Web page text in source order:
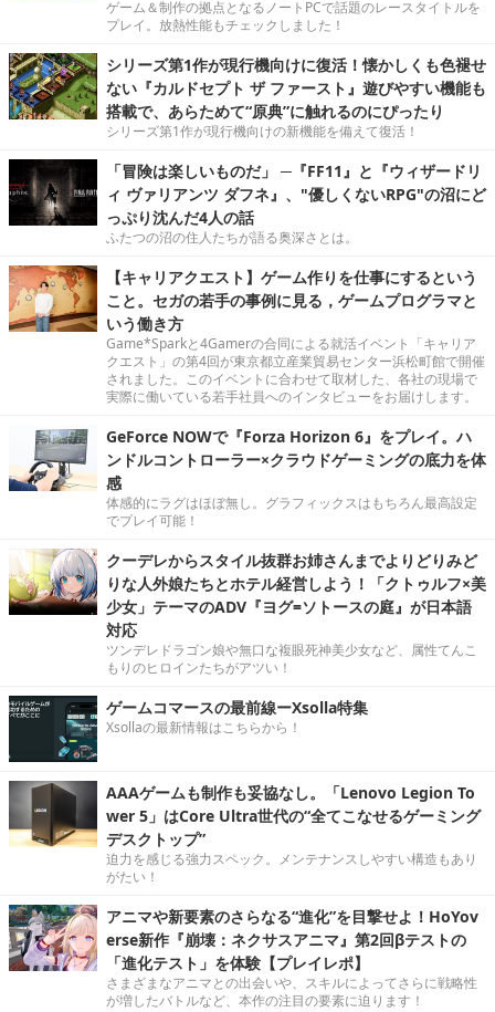
ゲーム＆制作の拠点となるノートPCで話題のレースタイトルを
プレイ。放熱性能もチェックしました！
シリーズ第1作が現行機向けに復活！懐かしくも色褪せ
ない『カルドセプト ザ ファースト』遊びやすい機能も
搭載で、あらためて“原典”に触れるのにぴったり
シリーズ第1作が現行機向けの新機能を備えて復活！
「冒険は楽しいものだ」 ─『FF11』と『ウィザードリ
ィ ヴァリアンツ ダフネ』、"優しくないRPG"の沼にど
っぷり沈んだ4人の話
ふたつの沼の住人たちが語る奥深さとは。
【キャリアクエスト】ゲーム作りを仕事にするという
こと。セガの若手の事例に見る，ゲームプログラマと
いう働き方
Game*Sparkと4Gamerの合同による就活イベント「キャリア
クエスト」の第4回が東京都立産業貿易センター浜松町館で開催
されました。このイベントに合わせて取材した、各社の現場で
実際に働いている若手社員へのインタビューをお届けします。
GeForce NOWで『Forza Horizon 6』をプレイ。ハ
ンドルコントローラー×クラウドゲーミングの底力を体
感
体感的にラグはほぼ無し。グラフィックスはもちろん最高設定
でプレイ可能！
クーデレからスタイル抜群お姉さんまでよりどりみど
りな人外娘たちとホテル経営しよう！「クトゥルフ×美
少女」テーマのADV『ヨグ=ソトースの庭』が日本語
対応
ツンデレドラゴン娘や無口な複眼死神美少女など、属性てんこ
もりのヒロインたちがアツい！
ゲームコマースの最前線ーXsolla特集
Xsollaの最新情報はこちらから！
AAAゲームも制作も妥協なし。「Lenovo Legion To
wer 5」はCore Ultra世代の“全てこなせるゲーミング
デスクトップ”
迫力を感じる強力スペック。メンテナンスしやすい構造もあり
がたい！
アニマや新要素のさらなる“進化”を目撃せよ！HoYov
erse新作『崩壊：ネクサスアニマ』第2回βテストの
「進化テスト」を体験【プレイレポ】
さまざまなアニマとの出会いや、スキルによってさらに戦略性
が増したバトルなど、本作の注目の要素に迫ります！